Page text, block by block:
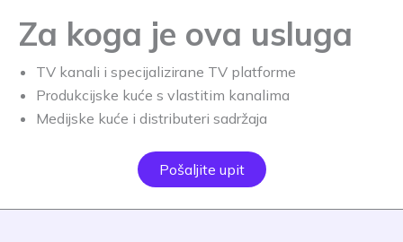
Za koga je ova usluga
TV kanali i specijalizirane TV platforme
Produkcijske kuće s vlastitim kanalima
Medijske kuće i distributeri sadržaja
Pošaljite upit